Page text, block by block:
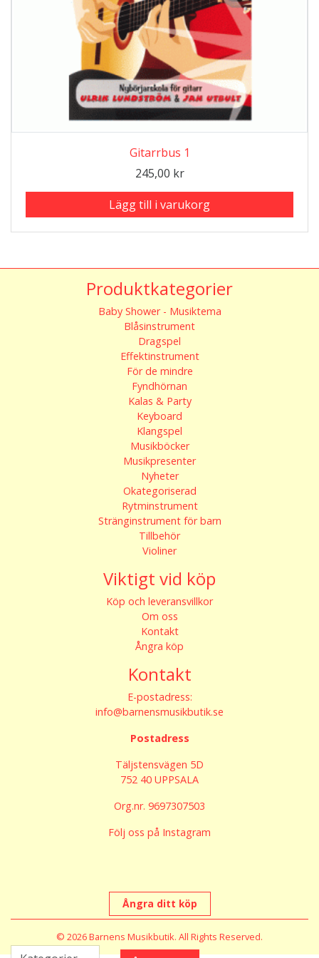
Gitarrbus 1
245,00 kr
Lägg till i varukorg
Produktkategorier
Baby Shower - Musiktema
Blåsinstrument
Dragspel
Effektinstrument
För de mindre
Fyndhörnan
Kalas & Party
Keyboard
Klangspel
Musikböcker
Musikpresenter
Nyheter
Okategoriserad
Rytminstrument
Stränginstrument för barn
Tillbehör
Violiner
Viktigt vid köp
Köp och leveransvillkor
Om oss
Kontakt
Ångra köp
Kontakt
E-postadress:
info@barnensmusikbutik.se
Postadress
Täljstensvägen 5D
752 40 UPPSALA
Org.nr. 9697307503
Följ oss på Instagram
Ångra ditt köp
© 2026 Barnens Musikbutik. All Rights Reserved.